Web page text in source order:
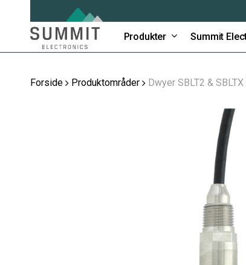
Produkter Summit
Forside Produktområder Dwyer SBLT2 &